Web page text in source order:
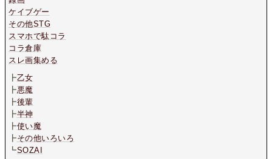
ケイブゲー
その他STG
スマホで駄コラ
コラ倉庫
スレ画集める
┣乙女
┣悪魔
┣後輩
┣半神
┣使い魔
┣その他いろいろ
┗SOZAI